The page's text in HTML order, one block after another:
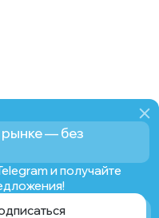
— без
и получайте